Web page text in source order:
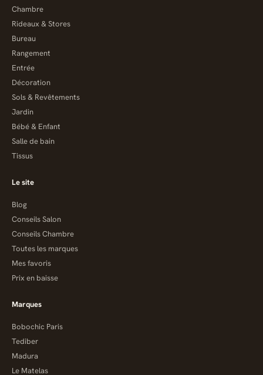
Chambre
Rideaux & Stores
Bureau
Rangement
Entrée
Décoration
Sols & Revêtements
Jardin
Bébé & Enfant
Salle de bain
Tissus
Le site
Blog
Conseils Salon
Conseils Chambre
Toutes les marques
Mes favoris
Prix en baisse
Marques
Bobochic Paris
Tediber
Madura
Le Matelas